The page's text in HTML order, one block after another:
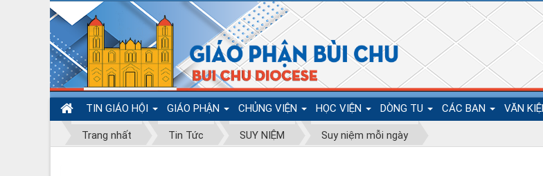
TIN GIÁO HỘI GIÁO PHẬN CHỦNG VIỆN HỌC VIỆN DÒNG TU CÁC BAN VĂN
Trang nhất Tin Tức SUY NIỆM Suy niệm mỗi ngày